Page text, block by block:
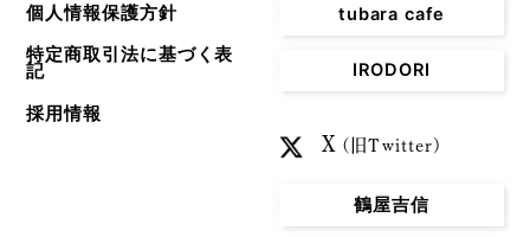
個人情報保護方針
特定商取引法に基づく表
記
採用情報
tubara cafe
IRODORI
X (旧Twitter)
鶴屋吉信